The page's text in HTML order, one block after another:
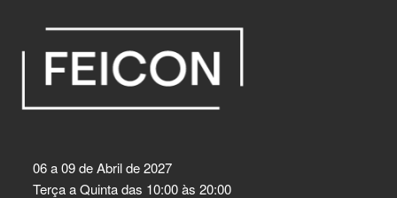
06 a 09 de Abril de 2027
Terça a Quinta das 10:00 às 20:00